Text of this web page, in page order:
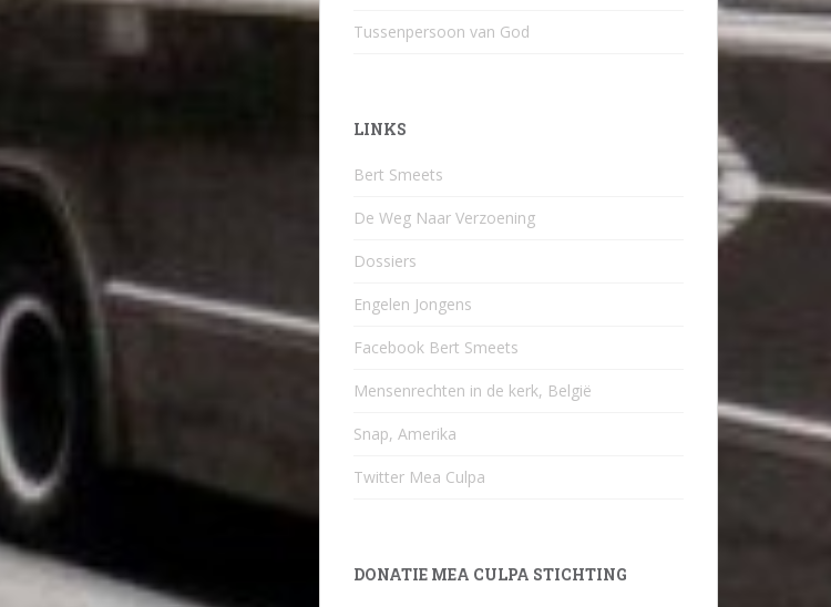
Tussenpersoon van God
LINKS
Bert Smeets
De Weg Naar Verzoening
Dossiers
Engelen Jongens
Facebook Bert Smeets
Mensenrechten in de kerk, België
Snap, Amerika
Twitter Mea Culpa
DONATIE MEA CULPA STICHTING